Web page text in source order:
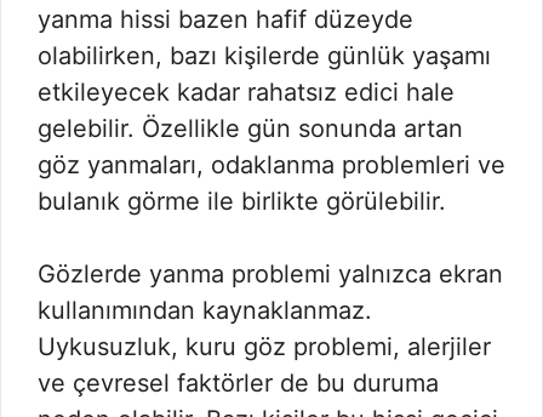
yanma hissi bazen hafif düzeyde
olabilirken, bazı kişilerde günlük yaşamı
etkileyecek kadar rahatsız edici hale
gelebilir. Özellikle gün sonunda artan
göz yanmaları, odaklanma problemleri ve
bulanık görme ile birlikte görülebilir.
Gözlerde yanma problemi yalnızca ekran
kullanımından kaynaklanmaz.
Uykusuzluk, kuru göz problemi, alerjiler
ve çevresel faktörler de bu duruma